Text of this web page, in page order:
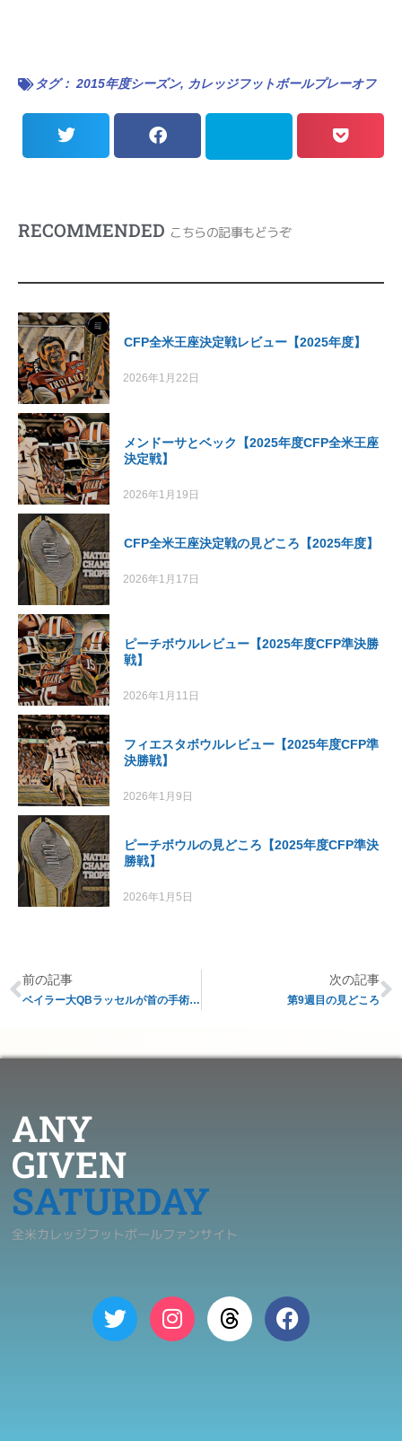
タグ： 2015年度シーズン, カレッジフットボールプレーオフ
RECOMMENDED こちらの記事もどうぞ
CFP全米王座決定戦レビュー【2025年度】
2026年1月22日
メンドーサとベック【2025年度CFP全米王座
決定戦】
2026年1月19日
CFP全米王座決定戦の見どころ【2025年度】
2026年1月17日
ピーチボウルレビュー【2025年度CFP準決勝
戦】
2026年1月11日
フィエスタボウルレビュー【2025年度CFP準
決勝戦】
2026年1月9日
ピーチボウルの見どころ【2025年度CFP準決
勝戦】
2026年1月5日
前の記事
ベイラー大QBラッセルが首の手術を受け戦線離脱へ
次の記事
第9週目の見どころ
ANY
GIVEN
SATURDAY
全米カレッジフットボールファンサイト